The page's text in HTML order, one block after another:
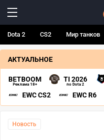
Dota 2 CS2 Мир танков
АКТУАЛЬНОЕ
BETBOOM
Реклама 18+
TI 2026
по Dota 2
EWC CS2 EWC R6
Новость